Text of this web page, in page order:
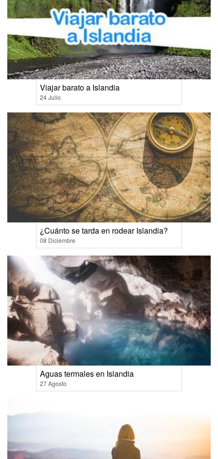
Viajar barato a Islandia
24 Julio
¿Cuánto se tarda en rodear Islandia?
08 Diciembre
Aguas termales en Islandia
27 Agosto